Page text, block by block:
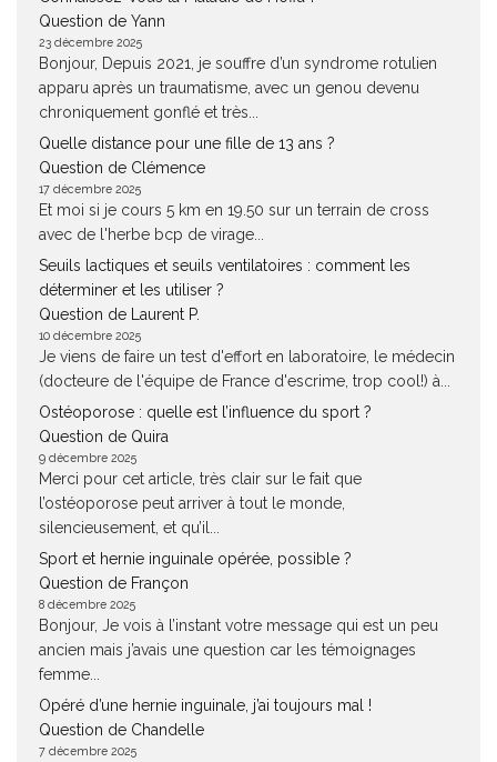
Question de Yann
23 décembre 2025
Bonjour, Depuis 2021, je souffre d’un syndrome rotulien
apparu après un traumatisme, avec un genou devenu
chroniquement gonflé et très...
Quelle distance pour une fille de 13 ans ?
Question de Clémence
17 décembre 2025
Et moi si je cours 5 km en 19.50 sur un terrain de cross
avec de l'herbe bcp de virage...
Seuils lactiques et seuils ventilatoires : comment les
déterminer et les utiliser ?
Question de Laurent P.
10 décembre 2025
Je viens de faire un test d'effort en laboratoire, le médecin
(docteure de l'équipe de France d'escrime, trop cool!) à...
Ostéoporose : quelle est l’influence du sport ?
Question de Quira
9 décembre 2025
Merci pour cet article, très clair sur le fait que
l’ostéoporose peut arriver à tout le monde,
silencieusement, et qu’il...
Sport et hernie inguinale opérée, possible ?
Question de Françon
8 décembre 2025
Bonjour, Je vois à l’instant votre message qui est un peu
ancien mais j’avais une question car les témoignages
femme...
Opéré d’une hernie inguinale, j’ai toujours mal !
Question de Chandelle
7 décembre 2025